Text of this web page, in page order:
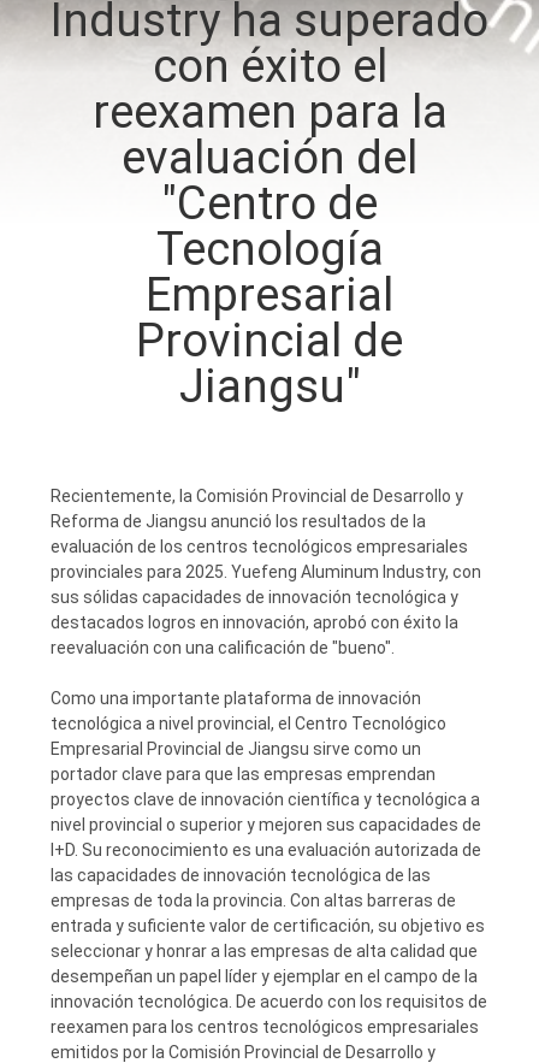
CONTROL
CALIDAD
CONTÁCTENOS
NOTICIAS
MAPA
DEL
SITIO
PRIVACY
POLICY
Industry ha superado
con éxito el
reexamen para la
evaluación del
"Centro de
Tecnología
Empresarial
Provincial de
Jiangsu"
Recientemente, la Comisión Provincial de Desarrollo y
Reforma de Jiangsu anunció los resultados de la
evaluación de los centros tecnológicos empresariales
provinciales para 2025. Yuefeng Aluminum Industry, con
sus sólidas capacidades de innovación tecnológica y
destacados logros en innovación, aprobó con éxito la
reevaluación con una calificación de "bueno".
Como una importante plataforma de innovación
tecnológica a nivel provincial, el Centro Tecnológico
Empresarial Provincial de Jiangsu sirve como un
portador clave para que las empresas emprendan
proyectos clave de innovación científica y tecnológica a
nivel provincial o superior y mejoren sus capacidades de
I+D. Su reconocimiento es una evaluación autorizada de
las capacidades de innovación tecnológica de las
empresas de toda la provincia. Con altas barreras de
entrada y suficiente valor de certificación, su objetivo es
seleccionar y honrar a las empresas de alta calidad que
desempeñan un papel líder y ejemplar en el campo de la
innovación tecnológica. De acuerdo con los requisitos de
reexamen para los centros tecnológicos empresariales
emitidos por la Comisión Provincial de Desarrollo y